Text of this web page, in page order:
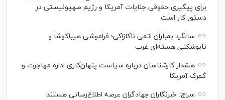
برای پیگیری حقوقی جنایات آمریکا و رژیم صهیونیستی در
دستور کار است
سالگرد بمباران اتمی ناکازاکی؛ فراموشی هیباکوشا و
تابوشکنی هسته‌ای غرب
هشدار کارشناسان درباره سیاست پنهان‌کاری اداره مهاجرت و
گمرک آمریکا
سراج: خبرنگاران جهادگران عرصه اطلاع‌رسانی هستند